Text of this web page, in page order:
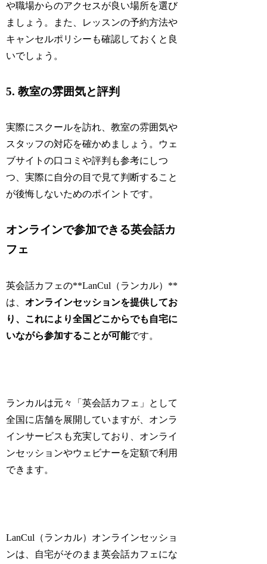
や職場からのアクセスが良い場所を選び
ましょう。また、レッスンの予約方法や
キャンセルポリシーも確認しておくと良
いでしょう。
5. 教室の雰囲気と評判
実際にスクールを訪れ、教室の雰囲気や
スタッフの対応を確かめましょう。ウェ
ブサイトの口コミや評判も参考にしつ
つ、実際に自分の目で見て判断すること
が後悔しないためのポイントです。
オンラインで参加できる英会話カ
フェ
英会話カフェの**LanCul（ランカル）**
は、オンラインセッションを提供してお
り、これにより全国どこからでも自宅に
いながら参加することが可能です。
ランカルは元々「英会話カフェ」として
全国に店舗を展開していますが、オンラ
インサービスも充実しており、オンライ
ンセッションやウェビナーを定額で利用
できます。
LanCul（ランカル）オンラインセッショ
ンは、自宅がそのまま英会話カフェにな